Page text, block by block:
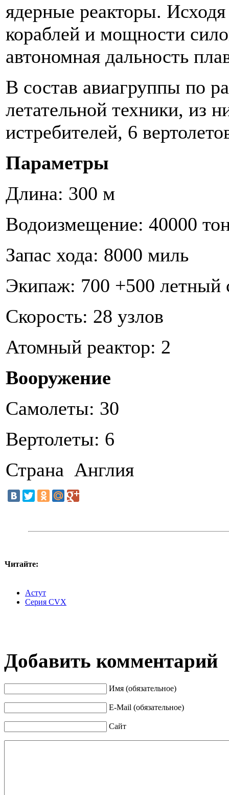
ядерные реакторы.
кораблей и мощности
автономная дальность
В состав авиагруппы по
летательной техники, из
истребителей, 6
Параметры
Длина: 300 м
Водоизмещение: 40000
Запас хода: 8000 миль
Экипаж: 700 +500 летный
Скорость: 28 узлов
Атомный реактор: 2
Вооружение
Самолеты: 30
Вертолеты: 6
Страна Англия
Читайте:
Астут
Серия CVX
Добавить комментарий
Имя (обязательное)
E-Mail (обязательное)
Сайт